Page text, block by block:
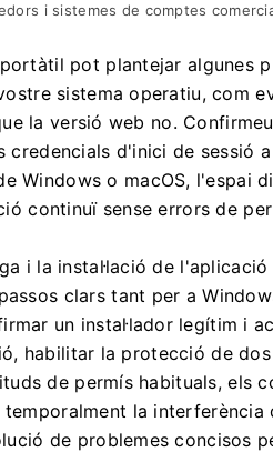
i sistemes de comptes
pot plantejar algunes
sistema operatiu, com
la versió web no.
d'inici de sessió
Windows o macOS, l'espai
continuï sense errors de
i la instal·lació de
clars tant per a
un instal·lador legítim i
habilitar la protecció de
de permís habituals, els
la interferència
de problemes concisos